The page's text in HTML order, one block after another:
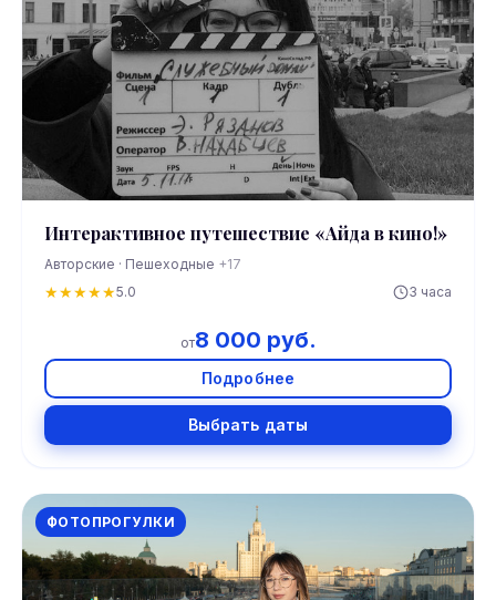
Интерактивное путешествие «Айда в кино!»
Авторские · Пешеходные +17
★★★★★5.0 3 часа
от8 000 руб.
Подробнее
Выбрать даты
ФОТОПРОГУЛКИ